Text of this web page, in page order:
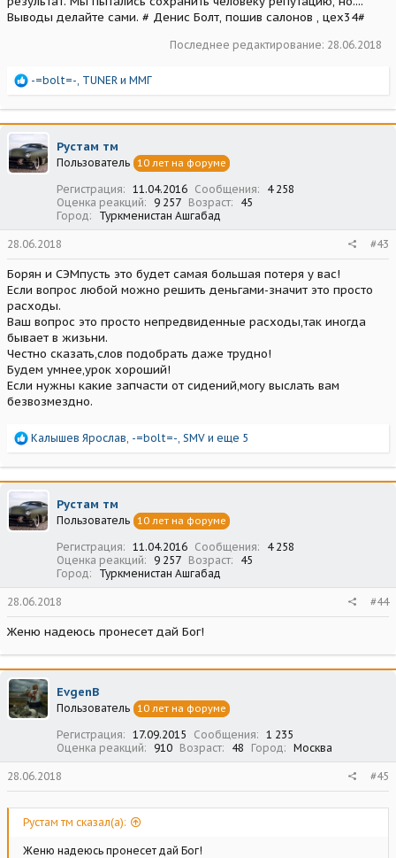
Выводы делайте сами. # Денис Болт, пошив салонов , цех34#
Последнее редактирование: 28.06.2018
Р
а
к
ц
и
и
-=bolt=- TUNER и ММГ
Рустам тм
Пользователь 10 лет на форуме
Регистрация 11.04.2016 Сообщения
4 258
Оценка реакций
9 257 Возраст
45
Город
Туркменистан Ашгабад
28.06.2018 #43
Борян и СЭМпусть это будет самая большая потеря у вас!
Если вопрос любой можно решить деньгами-значит это просто
расходы.
Ваш вопрос это просто непредвиденные расходы,так иногда
бывает в жизьни.
Честно сказать,слов подобрать даже трудно!
Будем умнее,урок хороший!
Если нужны какие запчасти от сидений,могу выслать вам
безвозмездно.
Р
а
к
ц
и
и
Калышев Ярослав -=bolt=- SMV и еще 5
Рустам тм
Пользователь 10 лет на форуме
Регистрация 11.04.2016 Сообщения
4 258
Оценка реакций
9 257 Возраст
45
Город
Туркменистан Ашгабад
28.06.2018 #44
Женю надеюсь пронесет дай Бог!
EvgenB
Пользователь 10 лет на форуме
Регистрация 17.09.2015 Сообщения
1 235
Оценка реакций
910 Возраст 48 Город Москва
28.06.2018 #45
Рустам тм сказал(а):
Женю надеюсь пронесет дай Бог!